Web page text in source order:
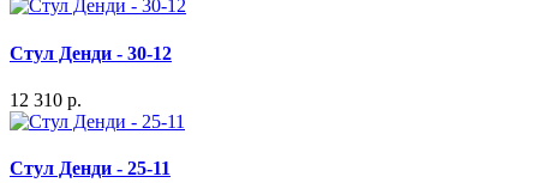
Стул Денди - 30-12
12 310 р.
Стул Денди - 25-11